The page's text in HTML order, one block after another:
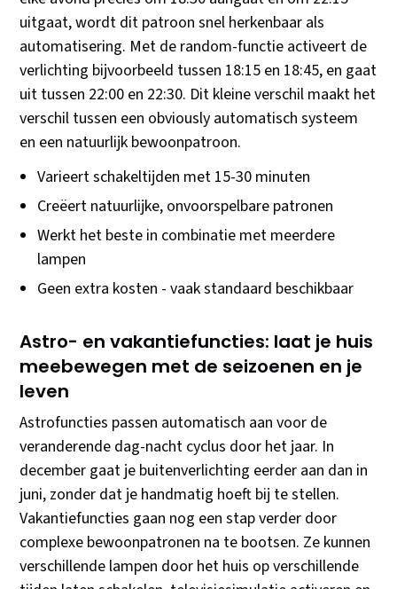
uitgaat, wordt dit patroon snel herkenbaar als
automatisering. Met de random-functie activeert de
verlichting bijvoorbeeld tussen 18:15 en 18:45, en gaat
uit tussen 22:00 en 22:30. Dit kleine verschil maakt het
verschil tussen een obviously automatisch systeem
en een natuurlijk bewoonpatroon.
Varieert schakeltijden met 15-30 minuten
Creëert natuurlijke, onvoorspelbare patronen
Werkt het beste in combinatie met meerdere
lampen
Geen extra kosten - vaak standaard beschikbaar
Astro- en vakantiefuncties: laat je huis
meebewegen met de seizoenen en je
leven
Astrofuncties passen automatisch aan voor de
veranderende dag-nacht cyclus door het jaar. In
december gaat je buitenverlichting eerder aan dan in
juni, zonder dat je handmatig hoeft bij te stellen.
Vakantiefuncties gaan nog een stap verder door
complexe bewoonpatronen na te bootsen. Ze kunnen
verschillende lampen door het huis op verschillende